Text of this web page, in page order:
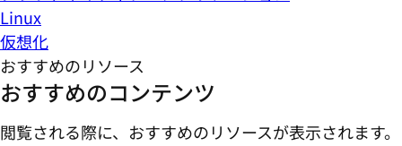
Linux
仮想化
おすすめのリソース
おすすめのコンテンツ
閲覧される際に、おすすめのリソースが表示されます。